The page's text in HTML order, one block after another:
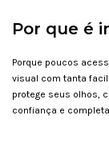
Por que é
Porque poucos
visual com tanta
protege seus olhos,
confiança e